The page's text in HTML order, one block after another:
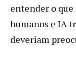
entender o
humanos e IA
deveriam